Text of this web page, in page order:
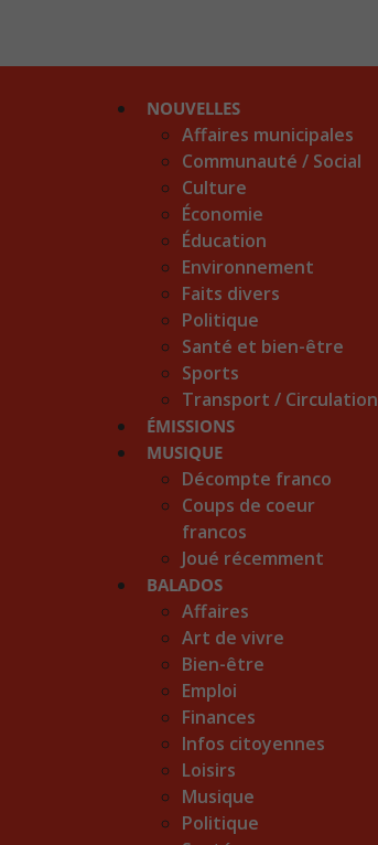
NOUVELLES
Affaires municipales
Communauté / Social
Culture
Économie
Éducation
Environnement
Faits divers
Politique
Santé et bien-être
Sports
Transport / Circulation
ÉMISSIONS
MUSIQUE
Décompte franco
Coups de coeur
francos
Joué récemment
BALADOS
Affaires
Art de vivre
Bien-être
Emploi
Finances
Infos citoyennes
Loisirs
Musique
Politique